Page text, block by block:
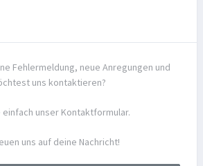
Fehlermeldung, neue Anregungen und
uns kontaktieren?
einfach unser Kontaktformular.
uns auf deine Nachricht!